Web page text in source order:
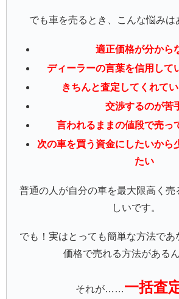
でも車を売るとき、こんな悩みは
適正価格が分から
ディーラーの言葉を信用して
きちんと査定してくれて
交渉するのが苦
言われるままの値段で売っ
次の車を買う資金にしたいから
たい
普通の人が自分の車を最大限高く売
しいです。
でも！実はとっても簡単な方法であ
価格で売れる方法があるん
それが……一括査